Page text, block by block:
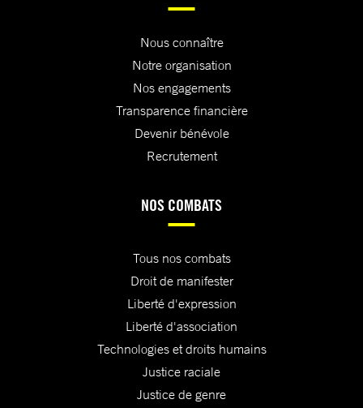
Nous connaître
Notre organisation
Nos engagements
Transparence financière
Devenir bénévole
Recrutement
NOS COMBATS
Tous nos combats
Droit de manifester
Liberté d'expression
Liberté d'association
Technologies et droits humains
Justice raciale
Justice de genre